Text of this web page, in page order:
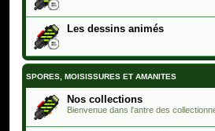
Les dessins animés
SPORES, MOISISSURES ET AMANITES
Nos collections
Bienvenue dans l'antre des